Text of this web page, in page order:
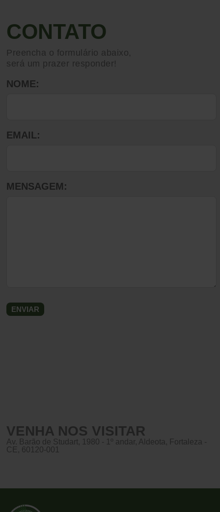
CONTATO
Preencha o formulário abaixo,
será um prazer responder!
NOME:
EMAIL:
MENSAGEM:
VENHA NOS VISITAR
Av. Barão de Studart, 1980 - 1º andar, Aldeota, Fortaleza -
CE, 60120-001